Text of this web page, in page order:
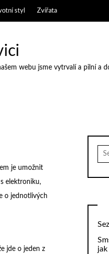
styl Zvířata
webu jsme vytrvalí a pilní a
je umožnit
elektroniku,
o jednotlivých
jde o jeden z
for: